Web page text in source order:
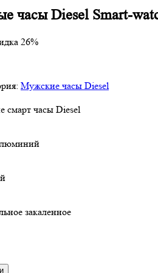
часы Diesel Smart-
26%
Мужские часы Diesel
смарт часы Diesel
закаленное